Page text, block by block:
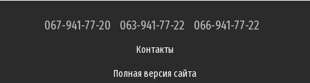
067-941-77-20 063-941-77-22 066-941-77-22
Контакты
Полная версия сайта